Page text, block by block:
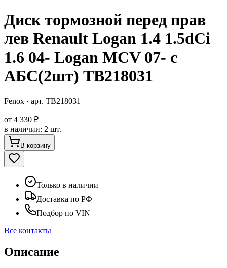
Диск тормозной перед прав
лев Renault Logan 1.4 1.5dCi
1.6 04- Logan MCV 07- с
АБС(2шт) TB218031
Fenox · арт. TB218031
от 4 330 ₽
в наличии: 2 шт.
В корзину
Только в наличии
Доставка по РФ
Подбор по VIN
Все контакты
Описание